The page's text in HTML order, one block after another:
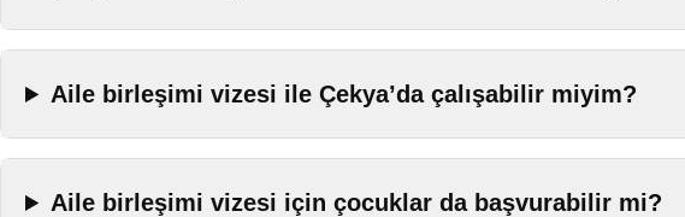
Aile birleşimi vizesi ile Çekya’da çalışabilir miyim?
Aile birleşimi vizesi için çocuklar da başvurabilir mi?